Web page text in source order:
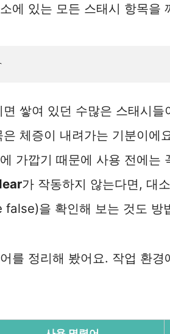
에 있는 모든 스태시 항목을
쌓여 있던 수많은 스태시
체증이 내려가는 기분이에
가깝기 때문에 사용 전에는
가 작동하지 않는다면, 대
을 확인해 보는 것도 방
를 정리해 봤어요. 작업 환